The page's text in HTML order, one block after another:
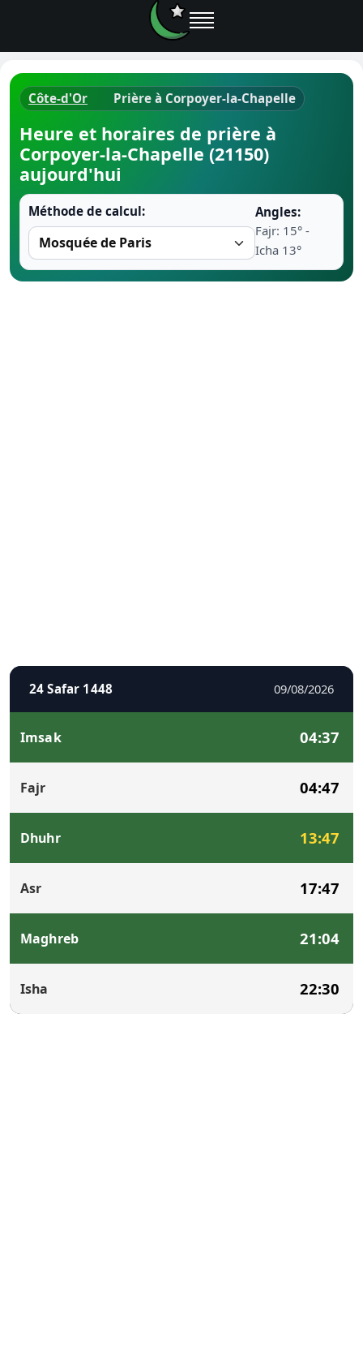
Ramadan
Coran
Côte-d'Or Prière à Corpoyer-la-Chapelle
Heure et horaires de prière à
Corpoyer-la-Chapelle (21150)
aujourd'hui
Méthode de calcul:
Angles:
Fajr: 15° -
Icha 13°
24 Safar 1448 09/08/2026
Imsak 04:37
Fajr 04:47
Dhuhr 13:47
Asr 17:47
Maghreb 21:04
Isha 22:30